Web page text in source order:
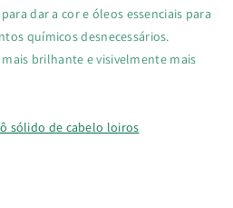
dar a cor e óleos essenciais para
químicos desnecessários.
brilhante e visivelmente mais
sólido de cabelo loiros